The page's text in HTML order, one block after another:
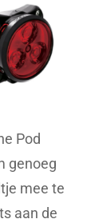
Pod
genoeg
mee te
aan de